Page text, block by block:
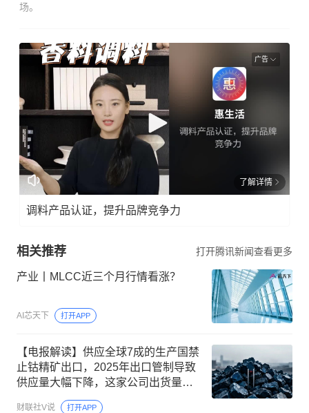
场。
广告
了解详情
调料产品认证，提升品牌竞争力
相关推荐 打开腾讯新闻查看更多
产业丨MLCC近三个月行情看涨？
AI芯天下 打开APP
【电报解读】供应全球7成的生产国禁
止钴精矿出口，2025年出口管制导致
供应量大幅下降，这家公司出货量逾
财联社V说 打开APP